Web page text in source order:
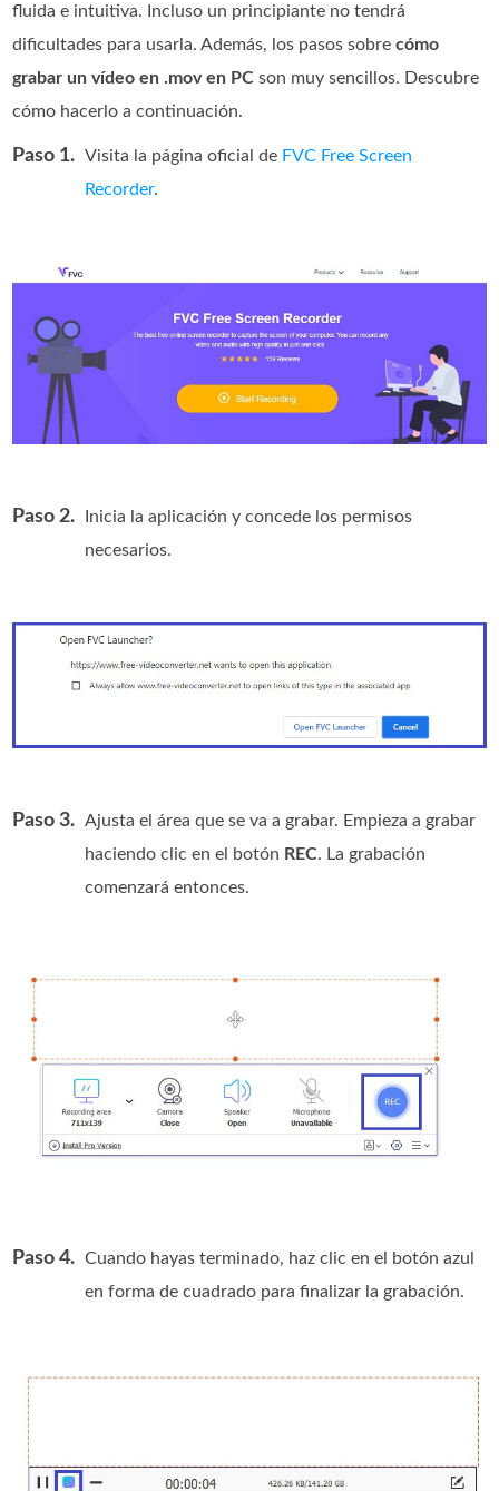
fluida e intuitiva. Incluso un principiante no tendrá
dificultades para usarla. Además, los pasos sobrecómo
grabar un vídeo en .mov en PC son muy sencillos. Descubre
cómo hacerlo a continuación.
Paso 1. Visita la página oficial de FVC Free Screen
Recorder.
Paso 2.
Inicia la aplicación y concede los permisos
necesarios.
Paso 3. Ajusta el área que se va a grabar. Empieza a grabar
haciendo clic en el botón REC. La grabación
comenzará entonces.
Paso 4. Cuando hayas terminado, haz clic en el botón azul
en forma de cuadrado para finalizar la grabación.